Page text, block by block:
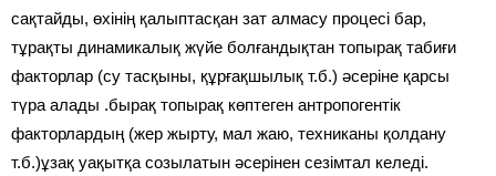
сақтайды, өхінің қалыптасқан зат алмасу процесі бар,
тұрақты динамикалық жүйе болғандықтан топырақ табиғи
факторлар (су тасқыны, құрғақшылық т.б.) әсеріне қарсы
түра алады .бырақ топырақ көптеген антропогентік
факторлардың (жер жырту, мал жаю, техниканы қолдану
т.б.)ұзақ уақытқа созылатын әсерінен сезімтал келеді.